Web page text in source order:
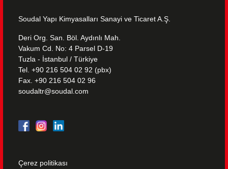
Soudal Yapı Kimyasalları Sanayi ve Ticaret A.Ş.
Deri Org. San. Böl. Aydınlı Mah.
Vakum Cd. No: 4 Parsel D-19
Tuzla - İstanbul / Türkiye
Tel. +90 216 504 02 92 (pbx)
Fax. +90 216 504 02 96
soudaltr@soudal.com
Çerez politikası